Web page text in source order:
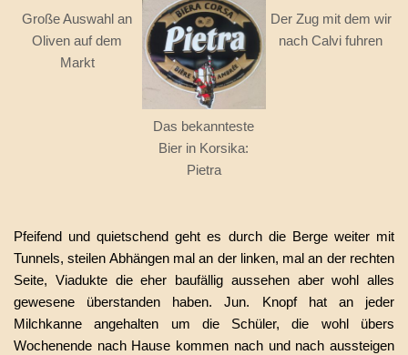
Große Auswahl an
Oliven auf dem
Markt
Das bekannteste
Bier in Korsika:
Pietra
Der Zug mit dem wir
nach Calvi fuhren
Pfeifend und quietschend geht es durch die Berge weiter mit
Tunnels, steilen Abhängen mal an der linken, mal an der rechten
Seite, Viadukte die eher baufällig aussehen aber wohl alles
gewesene überstanden haben. Jun. Knopf hat an jeder
Milchkanne angehalten um die Schüler, die wohl übers
Wochenende nach Hause kommen nach und nach aussteigen